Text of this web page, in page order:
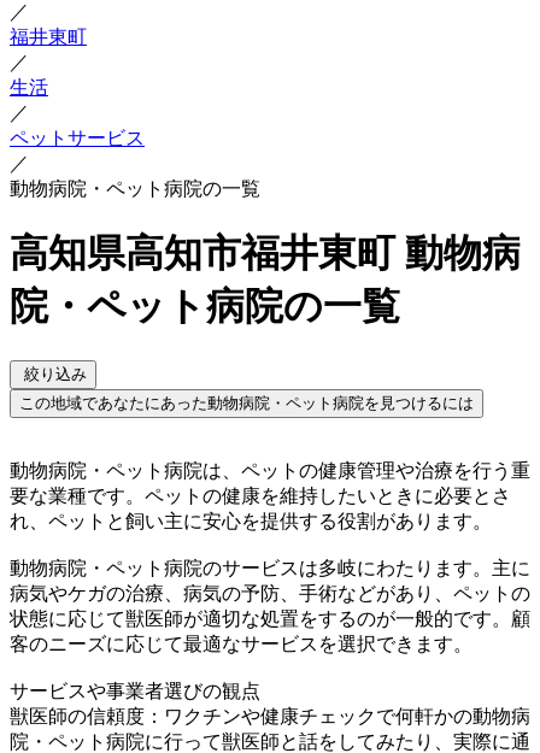
／
福井東町
／
生活
／
ペットサービス
／
動物病院・ペット病院の一覧
高知県高知市福井東町 動物病
院・ペット病院の一覧
絞り込み
この地域であなたにあった動物病院・ペット病院を見つけるには
動物病院・ペット病院は、ペットの健康管理や治療を行う重
要な業種です。ペットの健康を維持したいときに必要とさ
れ、ペットと飼い主に安心を提供する役割があります。
動物病院・ペット病院のサービスは多岐にわたります。主に
病気やケガの治療、病気の予防、手術などがあり、ペットの
状態に応じて獣医師が適切な処置をするのが一般的です。顧
客のニーズに応じて最適なサービスを選択できます。
サービスや事業者選びの観点
獣医師の信頼度：ワクチンや健康チェックで何軒かの動物病
院・ペット病院に行って獣医師と話をしてみたり、実際に通